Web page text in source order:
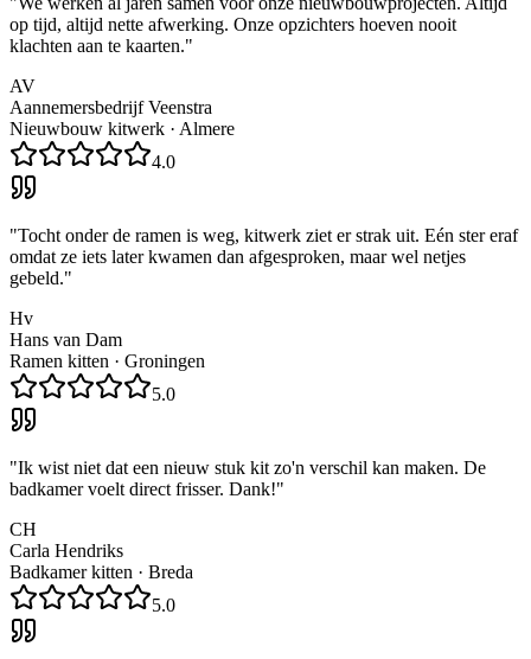
op tijd, altijd nette afwerking. Onze opzichters hoeven nooit
klachten aan te kaarten."
AV
Aannemersbedrijf Veenstra
Nieuwbouw kitwerk · Almere
4.0
"Tocht onder de ramen is weg, kitwerk ziet er strak uit. Eén ster eraf
omdat ze iets later kwamen dan afgesproken, maar wel netjes
gebeld."
Hv
Hans van Dam
Ramen kitten · Groningen
5.0
"Ik wist niet dat een nieuw stuk kit zo'n verschil kan maken. De
badkamer voelt direct frisser. Dank!"
CH
Carla Hendriks
Badkamer kitten · Breda
5.0